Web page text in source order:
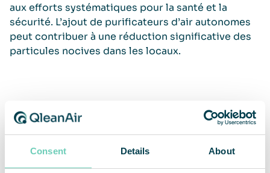
Consent Details About
aux efforts systématiques pour la santé et la
sécurité. L’ajout de purificateurs d’air autonomes
peut contribuer à une réduction significative des
particules nocives dans les locaux.
Avez-vous remarqué des anomalies dans les
processus de production ? Une mauvaise qualité
de l’air peut-elle contribuer à des pannes de